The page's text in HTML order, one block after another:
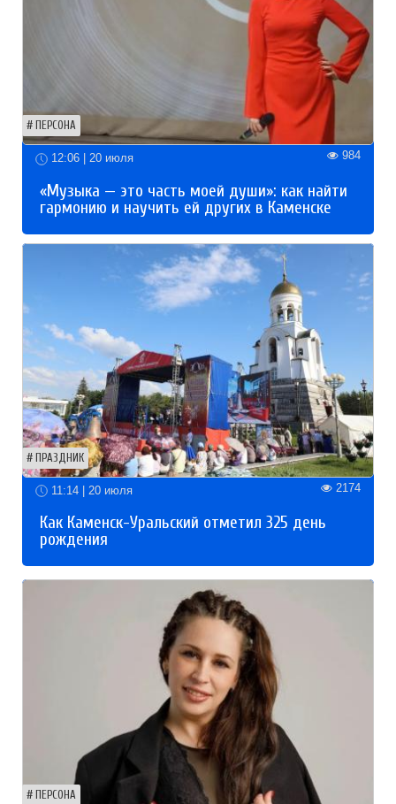
ПЕРСОНА
12:06 | 20 июля 984
«Музыка — это часть моей души»: как найти
гармонию и научить ей других в Каменске
ПРАЗДНИК
11:14 | 20 июля 2174
Как Каменск-Уральский отметил 325 день
рождения
ПЕРСОНА